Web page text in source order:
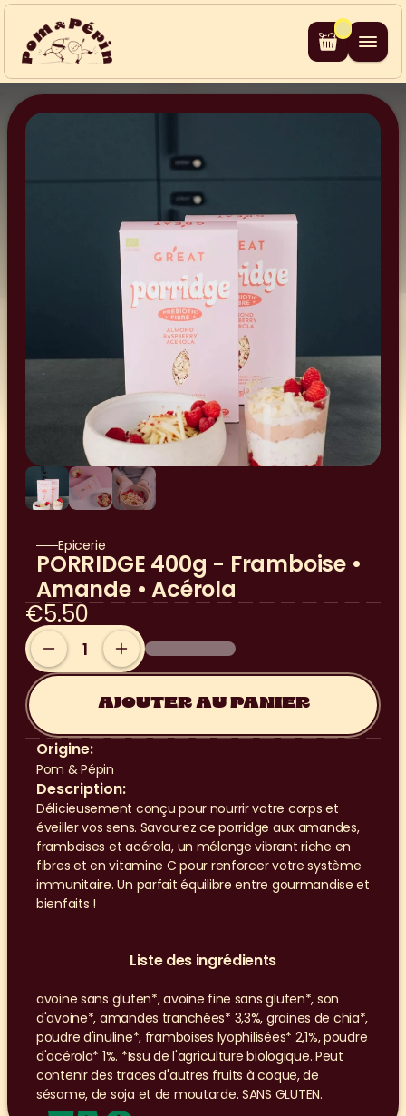
Epicerie
PORRIDGE 400g - Framboise •
Amande • Acérola
€5.50
AJOUTER AU PANIER
Origine:
Pom & Pépin
Description:
Délicieusement conçu pour nourrir votre corps et
éveiller vos sens. Savourez ce porridge aux amandes,
framboises et acérola, un mélange vibrant riche en
fibres et en vitamine C pour renforcer votre système
immunitaire. Un parfait équilibre entre gourmandise et
bienfaits !
Liste des ingrédients
avoine sans gluten*, avoine fine sans gluten*, son
d'avoine*, amandes tranchées* 3,3%, graines de chia*,
poudre d'inuline*, framboises lyophilisées* 2,1%, poudre
d'acérola* 1%. *Issu de l'agriculture biologique. Peut
contenir des traces d'autres fruits à coque, de
sésame, de soja et de moutarde. SANS GLUTEN.